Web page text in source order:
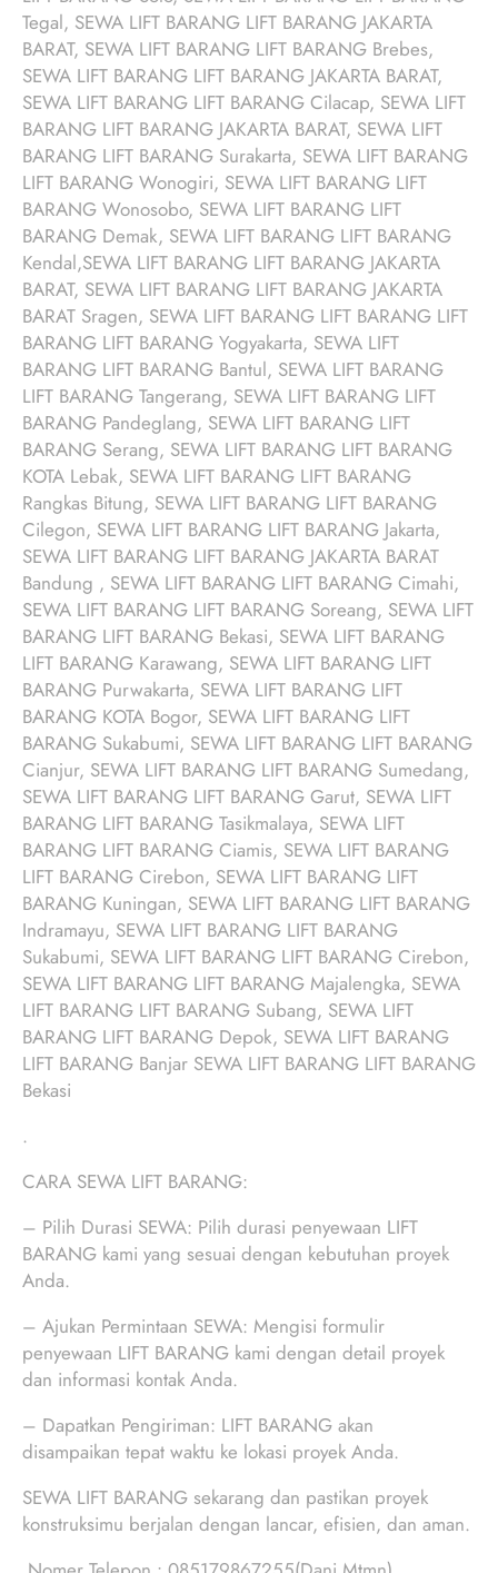
Tegal, SEWA LIFT BARANG LIFT BARANG JAKARTA
BARAT, SEWA LIFT BARANG LIFT BARANG Brebes,
SEWA LIFT BARANG LIFT BARANG JAKARTA BARAT,
SEWA LIFT BARANG LIFT BARANG Cilacap, SEWA LIFT
BARANG LIFT BARANG JAKARTA BARAT, SEWA LIFT
BARANG LIFT BARANG Surakarta, SEWA LIFT BARANG
LIFT BARANG Wonogiri, SEWA LIFT BARANG LIFT
BARANG Wonosobo, SEWA LIFT BARANG LIFT
BARANG Demak, SEWA LIFT BARANG LIFT BARANG
Kendal,SEWA LIFT BARANG LIFT BARANG JAKARTA
BARAT, SEWA LIFT BARANG LIFT BARANG JAKARTA
BARAT Sragen, SEWA LIFT BARANG LIFT BARANG LIFT
BARANG LIFT BARANG Yogyakarta, SEWA LIFT
BARANG LIFT BARANG Bantul, SEWA LIFT BARANG
LIFT BARANG Tangerang, SEWA LIFT BARANG LIFT
BARANG Pandeglang, SEWA LIFT BARANG LIFT
BARANG Serang, SEWA LIFT BARANG LIFT BARANG
KOTA Lebak, SEWA LIFT BARANG LIFT BARANG
Rangkas Bitung, SEWA LIFT BARANG LIFT BARANG
Cilegon, SEWA LIFT BARANG LIFT BARANG Jakarta,
SEWA LIFT BARANG LIFT BARANG JAKARTA BARAT
Bandung , SEWA LIFT BARANG LIFT BARANG Cimahi,
SEWA LIFT BARANG LIFT BARANG Soreang, SEWA LIFT
BARANG LIFT BARANG Bekasi, SEWA LIFT BARANG
LIFT BARANG Karawang, SEWA LIFT BARANG LIFT
BARANG Purwakarta, SEWA LIFT BARANG LIFT
BARANG KOTA Bogor, SEWA LIFT BARANG LIFT
BARANG Sukabumi, SEWA LIFT BARANG LIFT BARANG
Cianjur, SEWA LIFT BARANG LIFT BARANG Sumedang,
SEWA LIFT BARANG LIFT BARANG Garut, SEWA LIFT
BARANG LIFT BARANG Tasikmalaya, SEWA LIFT
BARANG LIFT BARANG Ciamis, SEWA LIFT BARANG
LIFT BARANG Cirebon, SEWA LIFT BARANG LIFT
BARANG Kuningan, SEWA LIFT BARANG LIFT BARANG
Indramayu, SEWA LIFT BARANG LIFT BARANG
Sukabumi, SEWA LIFT BARANG LIFT BARANG Cirebon,
SEWA LIFT BARANG LIFT BARANG Majalengka, SEWA
LIFT BARANG LIFT BARANG Subang, SEWA LIFT
BARANG LIFT BARANG Depok, SEWA LIFT BARANG
LIFT BARANG Banjar SEWA LIFT BARANG LIFT BARANG
Bekasi
.
CARA SEWA LIFT BARANG:
– Pilih Durasi SEWA: Pilih durasi penyewaan LIFT
BARANG kami yang sesuai dengan kebutuhan proyek
Anda.
– Ajukan Permintaan SEWA: Mengisi formulir
penyewaan LIFT BARANG kami dengan detail proyek
dan informasi kontak Anda.
– Dapatkan Pengiriman: LIFT BARANG akan
disampaikan tepat waktu ke lokasi proyek Anda.
SEWA LIFT BARANG sekarang dan pastikan proyek
konstruksimu berjalan dengan lancar, efisien, dan aman.